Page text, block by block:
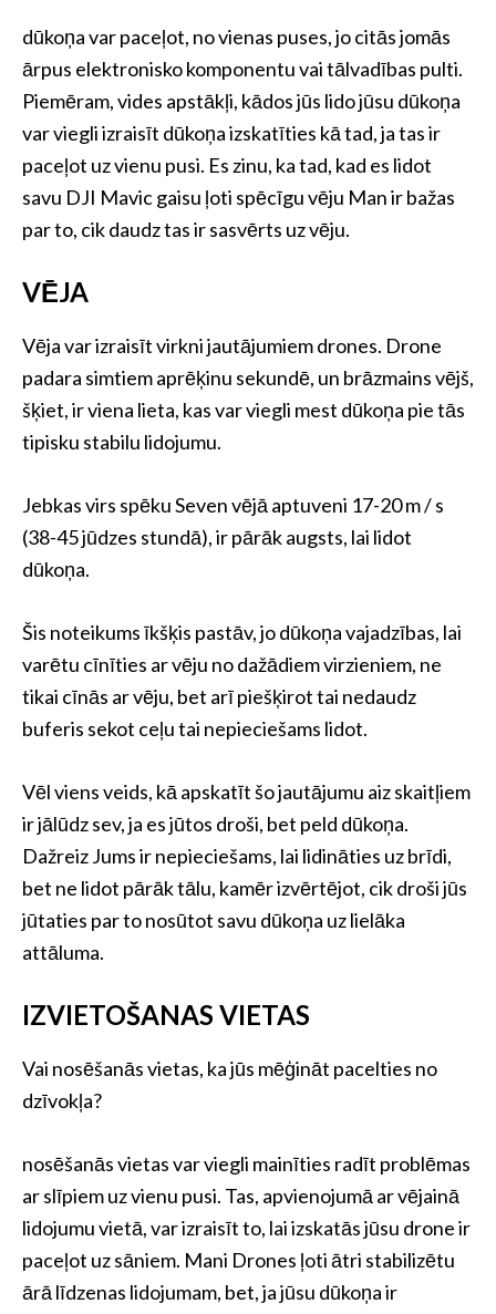
dūkoņa var paceļot, no vienas puses, jo citās jomās
ārpus elektronisko komponentu vai tālvadības pulti.
Piemēram, vides apstākļi, kādos jūs lido jūsu dūkoņa
var viegli izraisīt dūkoņa izskatīties kā tad, ja tas ir
paceļot uz vienu pusi. Es zinu, ka tad, kad es lidot
savu DJI Mavic gaisu ļoti spēcīgu vēju Man ir bažas
par to, cik daudz tas ir sasvērts uz vēju.
VĒJA
Vēja var izraisīt virkni jautājumiem drones. Drone
padara simtiem aprēķinu sekundē, un brāzmains vējš,
šķiet, ir viena lieta, kas var viegli mest dūkoņa pie tās
tipisku stabilu lidojumu.
Jebkas virs spēku Seven vējā aptuveni 17-20 m / s
(38-45 jūdzes stundā), ir pārāk augsts, lai lidot
dūkoņa.
Šis noteikums īkšķis pastāv, jo dūkoņa vajadzības, lai
varētu cīnīties ar vēju no dažādiem virzieniem, ne
tikai cīnās ar vēju, bet arī piešķirot tai nedaudz
buferis sekot ceļu tai nepieciešams lidot.
Vēl viens veids, kā apskatīt šo jautājumu aiz skaitļiem
ir jālūdz sev, ja es jūtos droši, bet peld dūkoņa.
Dažreiz Jums ir nepieciešams, lai lidināties uz brīdi,
bet ne lidot pārāk tālu, kamēr izvērtējot, cik droši jūs
jūtaties par to nosūtot savu dūkoņa uz lielāka
attāluma.
IZVIETOŠANAS VIETAS
Vai nosēšanās vietas, ka jūs mēģināt pacelties no
dzīvokļa?
nosēšanās vietas var viegli mainīties radīt problēmas
ar slīpiem uz vienu pusi. Tas, apvienojumā ar vējainā
lidojumu vietā, var izraisīt to, lai izskatās jūsu drone ir
paceļot uz sāniem. Mani Drones ļoti ātri stabilizētu
ārā līdzenas lidojumam, bet, ja jūsu dūkoņa ir